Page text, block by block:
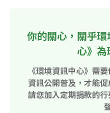
你的關心，關乎
心》
《環境資訊中心》需
資訊公開普及，才能
請您加入定期捐款的